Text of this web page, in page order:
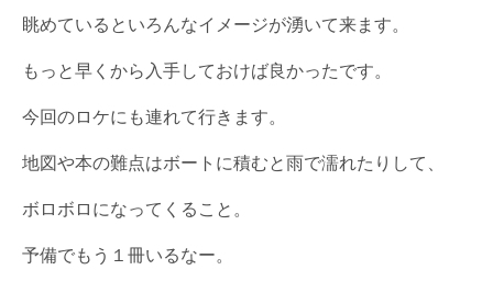
眺めているといろんなイメージが湧いて来ます。
もっと早くから入手しておけば良かったです。
今回のロケにも連れて行きます。
地図や本の難点はボートに積むと雨で濡れたりして、
ボロボロになってくること。
予備でもう１冊いるなー。